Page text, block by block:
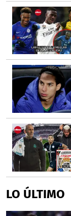
LO ÚLTIMO